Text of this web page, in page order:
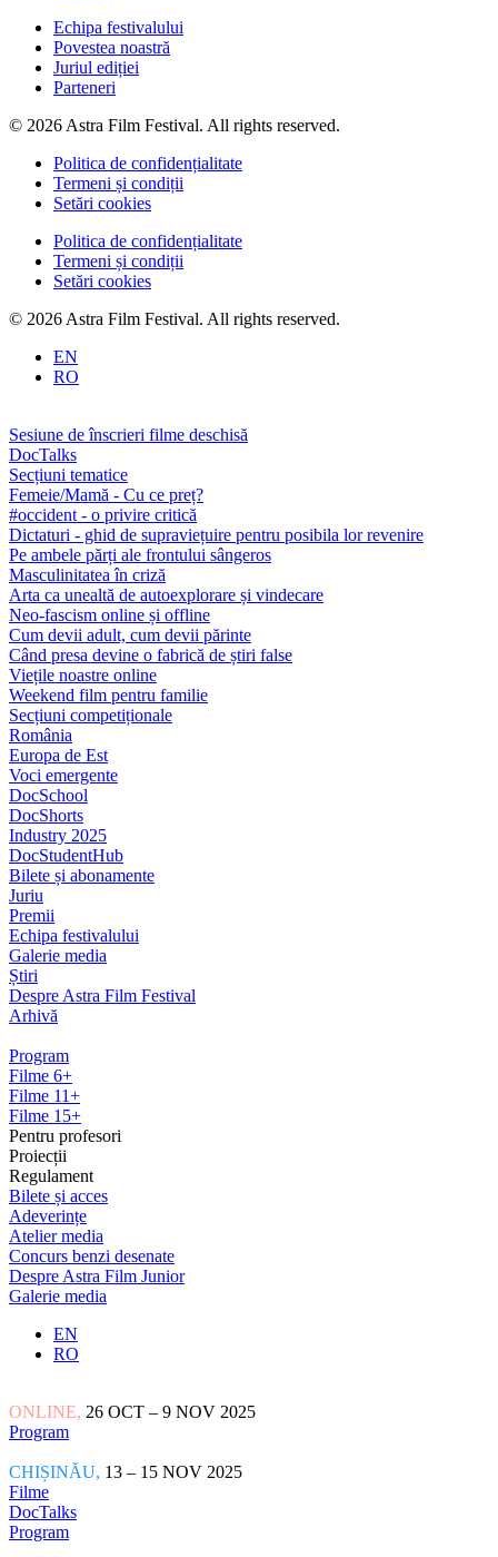
Echipa festivalului
Povestea noastră
Juriul ediției
Parteneri
© 2026 Astra Film Festival. All rights reserved.
Politica de confidențialitate
Termeni și condiții
Setări cookies
Politica de confidențialitate
Termeni și condiții
Setări cookies
© 2026 Astra Film Festival. All rights reserved.
EN
RO
Sesiune de înscrieri filme deschisă
DocTalks
Secțiuni tematice
Femeie/Mamă - Cu ce preț?
#occident - o privire critică
Dictaturi - ghid de supraviețuire pentru posibila lor revenire
Pe ambele părți ale frontului sângeros
Masculinitatea în criză
Arta ca unealtă de autoexplorare și vindecare
Neo-fascism online și offline
Cum devii adult, cum devii părinte
Când presa devine o fabrică de știri false
Viețile noastre online
Weekend film pentru familie
Secțiuni competiționale
România
Europa de Est
Voci emergente
DocSchool
DocShorts
Industry 2025
DocStudentHub
Bilete și abonamente
Juriu
Premii
Echipa festivalului
Galerie media
Știri
Despre Astra Film Festival
Arhivă
Program
Filme 6+
Filme 11+
Filme 15+
Pentru profesori
Proiecții
Regulament
Bilete și acces
Adeverințe
Atelier media
Concurs benzi desenate
Despre Astra Film Junior
Galerie media
EN
RO
ONLINE, 26 OCT – 9 NOV 2025
Program
CHIȘINĂU, 13 – 15 NOV 2025
Filme
DocTalks
Program